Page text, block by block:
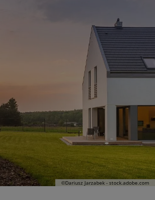
©Dariusz Jarzabek - stock.adobe.com